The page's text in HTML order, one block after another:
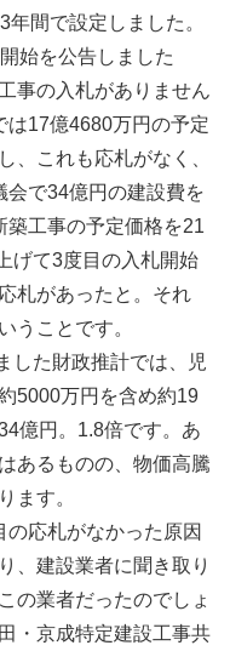
間で設定しました。
始を公告しました
事の入札がありません
は17億4680万円の予定
、これも応札がなく、
会で34億円の建設費を
築工事の予定価格を21
げて3度目の入札開始
札があったと。それ
うことです。
した財政推計では、児
5000万円を含め約19
億円。1.8倍です。あ
あるものの、物価高騰
ます。
応札がなかった原因
、建設業者に聞き取り
の業者だったのでしょ
・京成特定建設工事共